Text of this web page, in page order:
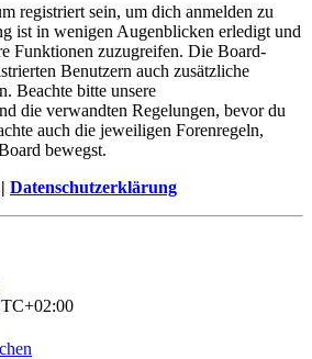
registriert sein, um dich anmelden zu
ist in wenigen Augenblicken erledigt und
Funktionen zuzugreifen. Die Board-
Benutzern auch zusätzliche
Beachte bitte unsere
die verwandten Regelungen, bevor du
auch die jeweiligen Forenregeln,
bewegst.
| Datenschutzerklärung